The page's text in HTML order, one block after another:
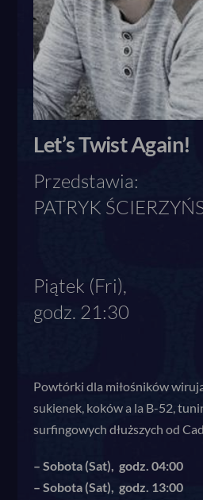
Let’s Twist Again!
Przedstawia:
PATRYK
Piątek (Fri),
godz. 21:30
Powtórki dla miłośników
sukienek, koków a la B-52,
surfingowych dłuższych od
– Sobota (Sat), godz. 04:00
– Sobota (Sat), godz. 13:00